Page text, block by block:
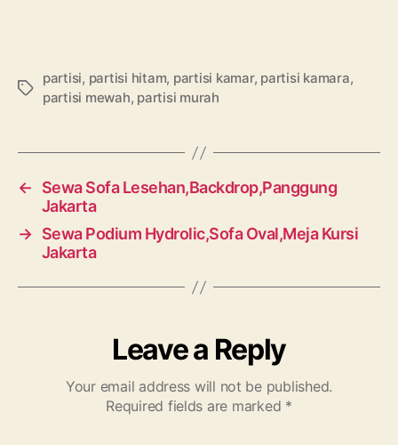
Tags
partisi, partisi hitam, partisi kamar, partisi kamara,
partisi mewah, partisi murah
←
Sewa Sofa Lesehan,Backdrop,Panggung
Jakarta
→ Sewa Podium Hydrolic,Sofa Oval,Meja Kursi
Jakarta
Leave a Reply
Your email address will not be published.
Required fields are marked *